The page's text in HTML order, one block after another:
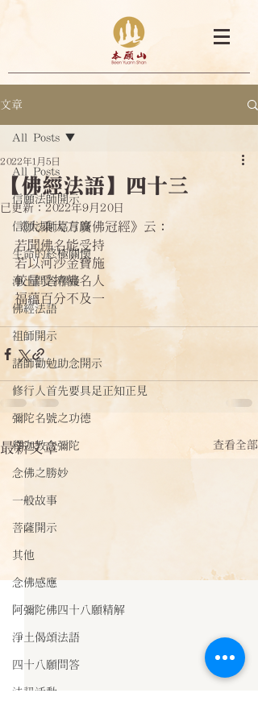
文章
All Posts
信願法師開示
信願法師嘉言錄
生命的終極關懷
淨土問答釋疑
佛經法語
祖師開示
諸師勸勉助念開示
修行人首先要具足正知正見
彌陀名號之功德
釋迦教念彌陀
念佛之勝妙
一般故事
菩薩開示
其他
念佛感應
阿彌陀佛四十八願精解
淨土偈頌法語
四十八願問答
法訊活動
All Posts
【佛經法語】四十三
2022年1月5日
已更新： 2022年9月20日
《大乘大方廣佛冠經》云：
若聞佛名能受持
若以河沙金寶施
較量受持佛名人
福蘊百分不及一
最新文章 查看全部